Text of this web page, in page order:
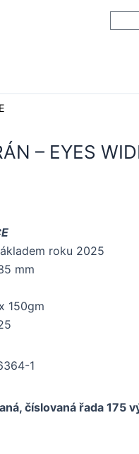
– EYES
roku 2025
mm
150gm
1
číslovaná řada 175